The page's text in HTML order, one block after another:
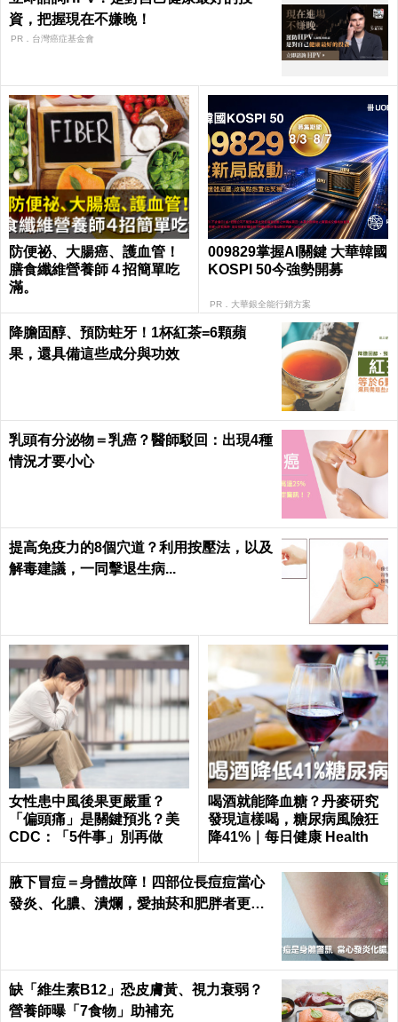
資，把握現在不嫌晚！
PR．台灣癌症基金會
防便祕、大腸癌、護血管！
膳食纖維營養師４招簡單吃
滿。
009829掌握AI關鍵 大華韓國
KOSPI 50今強勢開募
PR．大華銀全能行銷方案
降膽固醇、預防蛀牙！1杯紅茶=6顆蘋
果，還具備這些成分與功效
乳頭有分泌物＝乳癌？醫師駁回：出現4種
情況才要小心
提高免疫力的8個穴道？利用按壓法，以及
解毒建議，一同擊退生病...
女性患中風後果更嚴重？
「偏頭痛」是關鍵預兆？美
CDC：「5件事」別再做
喝酒就能降血糖？丹麥研究
發現這樣喝，糖尿病風險狂
降41%｜每日健康 Health
腋下冒痘＝身體故障！四部位長痘痘當心
發炎、化膿、潰爛，愛抽菸和肥胖者更要
缺「維生素B12」恐皮膚黃、視力衰弱？
營養師曝「7食物」助補充